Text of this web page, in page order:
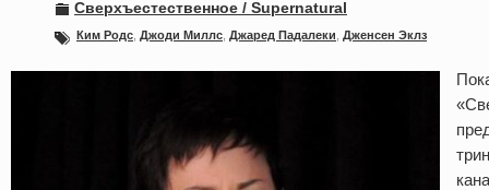
Сверхъестественное / Supernatural
Ким Родс Джоди Миллс Джаред Падалеки Дженсен Эклз